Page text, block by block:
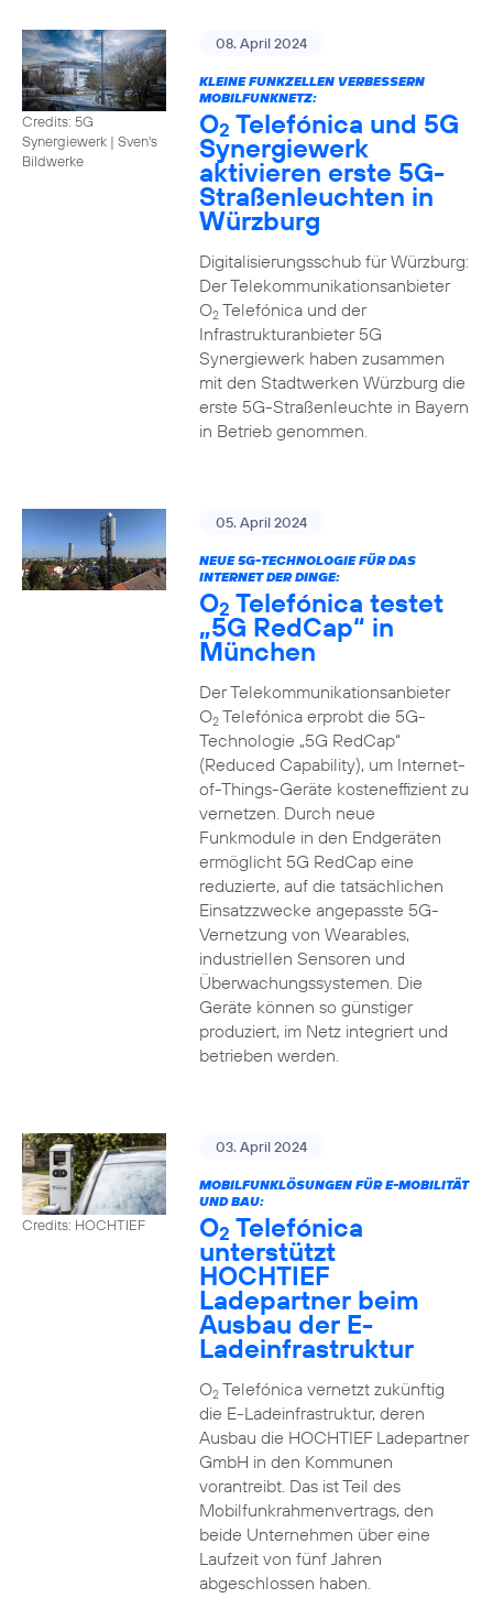
Credits: 5G
Synergiewerk | Sven's
Bildwerke
08. April 2024
KLEINE FUNKZELLEN VERBESSERN
MOBILFUNKNETZ:
O2 Telefónica und 5G
Synergiewerk
aktivieren erste 5G-
Straßenleuchten in
Würzburg
Digitalisierungsschub für Würzburg:
Der Telekommunikationsanbieter
O2Telefónica und der
Infrastrukturanbieter 5G
Synergiewerk haben zusammen
mit den Stadtwerken Würzburg die
erste 5G-Straßenleuchte in Bayern
in Betrieb genommen.
05. April 2024
NEUE 5G-TECHNOLOGIE FÜR DAS
INTERNET DER DINGE:
O2 Telefónica testet
„5G RedCap“ in
München
Der Telekommunikationsanbieter
O2Telefónica erprobt die 5G-
Technologie „5G RedCap“
(Reduced Capability), um Internet-
of-Things-Geräte kosteneffizient zu
vernetzen. Durch neue
Funkmodule in den Endgeräten
ermöglicht 5G RedCap eine
reduzierte, auf die tatsächlichen
Einsatzzwecke angepasste 5G-
Vernetzung von Wearables,
industriellen Sensoren und
Überwachungssystemen. Die
Geräte können so günstiger
produziert, im Netz integriert und
betrieben werden.
Credits: HOCHTIEF
03. April 2024
MOBILFUNKLÖSUNGEN FÜR E-MOBILITÄT
UND BAU:
O2 Telefónica
unterstützt
HOCHTIEF
Ladepartner beim
Ausbau der E-
Ladeinfrastruktur
O2Telefónica vernetzt zukünftig
die E-Ladeinfrastruktur, deren
Ausbau die HOCHTIEF Ladepartner
GmbH in den Kommunen
vorantreibt. Das ist Teil des
Mobilfunkrahmenvertrags, den
beide Unternehmen über eine
Laufzeit von fünf Jahren
abgeschlossen haben.